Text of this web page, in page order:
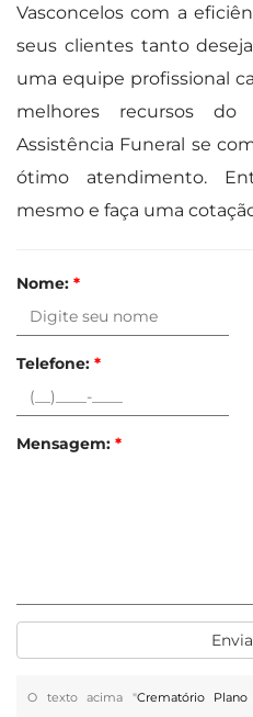
Vasconcelos com a
seus clientes tanto
uma equipe profissional
melhores recursos
Assistência Funeral se
ótimo atendimento.
mesmo e faça uma
Nome: *
Telefone: *
Mensagem: *
O texto acima "Crematório